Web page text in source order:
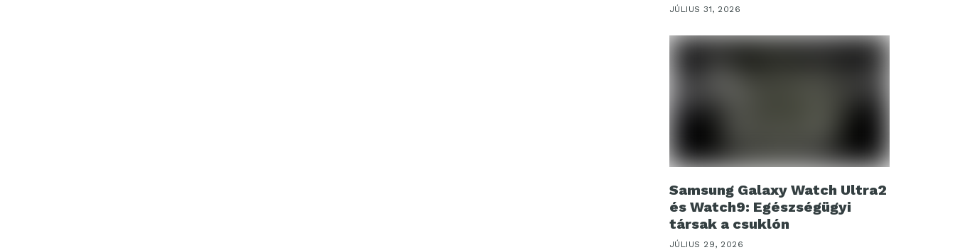
JÚLIUS 31, 2026
Samsung Galaxy Watch Ultra2
és Watch9: Egészségügyi
társak a csuklón
JÚLIUS 29, 2026